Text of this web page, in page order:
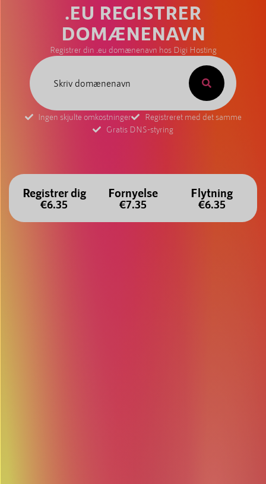
.EU REGISTRER
DOMÆNENAVN
Registrer din .eu domænenavn hos Digi Hosting
Ingen skjulte omkostninger
Registreret med det samme
Gratis DNS-styring
Registrer dig
€6.35
Fornyelse
€7.35
Flytning
€6.35